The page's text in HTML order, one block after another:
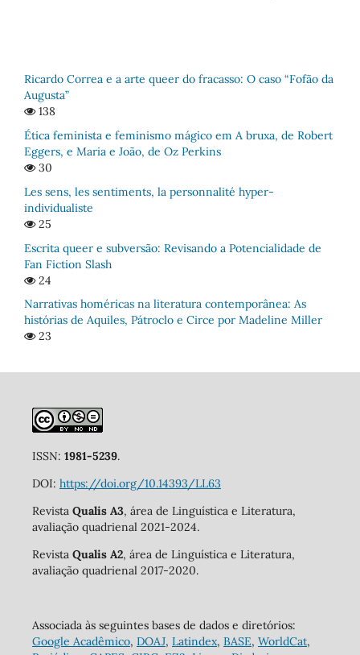
Ricardo Correa e a arte queer do fracasso: O caso “Fofão da
Augusta”
138
Ética feminista e feminismo mágico em A bruxa, de Robert
Eggers, e Maria e João, de Oz Perkins
30
Les sens, les sentiments, la personnalité hyper-
individualiste
25
Escrita queer e subversão: Revisando a Potencialidade de
Fan Fiction Slash
24
Narrativas homéricas na literatura contemporânea: As
histórias de Aquiles, Pátroclo e Circe por Madeline Miller
23
ISSN: 1981-5239.
DOI: https://doi.org/10.14393/LL63
Revista Qualis A3, área de Linguística e Literatura,
avaliação quadrienal 2021-2024.
Revista Qualis A2, área de Linguística e Literatura,
avaliação quadrienal 2017-2020.
Associada às seguintes bases de dados e diretórios:
Google Acadêmico, DOAJ, Latindex, BASE, WorldCat,